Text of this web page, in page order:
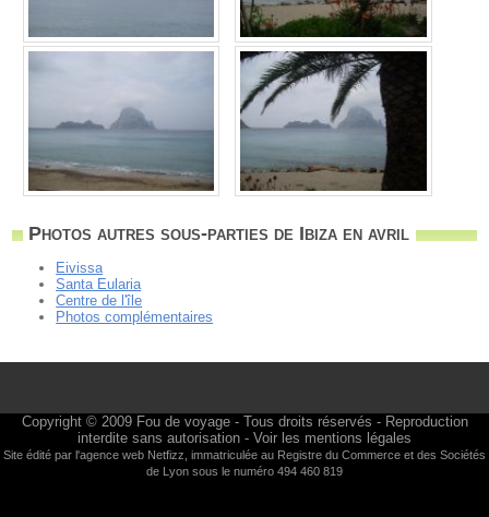
Photos autres sous-parties de Ibiza en avril
Eivissa
Santa Eularia
Centre de l'île
Photos complémentaires
Copyright © 2009 Fou de voyage- Tous droits réservés - Reproduction
interdite sans autorisation - Voir les mentions légales
Site édité par l'agence web Netfizz , immatriculée au Registre du Commerce et des Sociétés
de Lyon sous le numéro 494 460 819